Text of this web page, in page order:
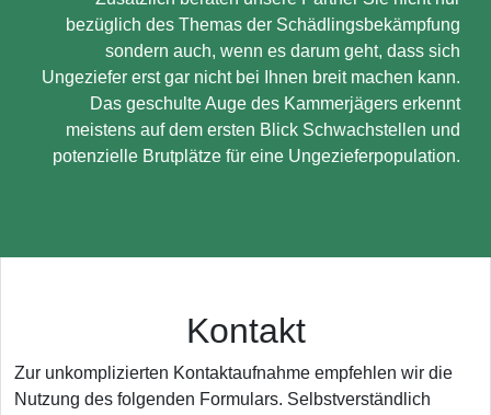
bezüglich des Themas der Schädlingsbekämpfung
sondern auch, wenn es darum geht, dass sich
Ungeziefer erst gar nicht bei Ihnen breit machen kann.
Das geschulte Auge des Kammerjägers erkennt
meistens auf dem ersten Blick Schwachstellen und
potenzielle Brutplätze für eine Ungezieferpopulation.
Kontakt
Zur unkomplizierten Kontaktaufnahme empfehlen wir die
Nutzung des folgenden Formulars. Selbstverständlich